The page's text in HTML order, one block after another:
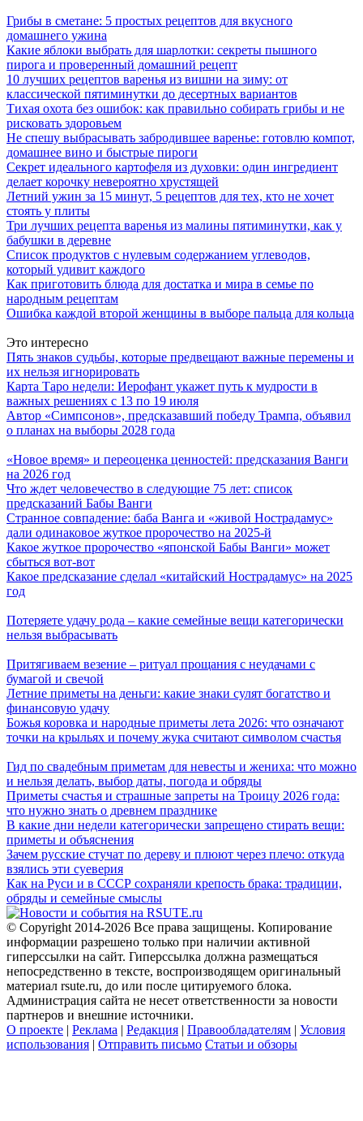
Грибы в сметане: 5 простых рецептов для вкусного
домашнего ужина
Какие яблоки выбрать для шарлотки: секреты пышного
пирога и проверенный домашний рецепт
10 лучших рецептов варенья из вишни на зиму: от
классической пятиминутки до десертных вариантов
Тихая охота без ошибок: как правильно собирать грибы и не
рисковать здоровьем
Не спешу выбрасывать забродившее варенье: готовлю компот,
домашнее вино и быстрые пироги
Секрет идеального картофеля из духовки: один ингредиент
делает корочку невероятно хрустящей
Летний ужин за 15 минут, 5 рецептов для тех, кто не хочет
стоять у плиты
Три лучших рецепта варенья из малины пятиминутки, как у
бабушки в деревне
Список продуктов с нулевым содержанием углеводов,
который удивит каждого
Как приготовить блюда для достатка и мира в семье по
народным рецептам
Ошибка каждой второй женщины в выборе пальца для кольца
Это интересно
Пять знаков судьбы, которые предвещают важные перемены и
их нельзя игнорировать
Карта Таро недели: Иерофант укажет путь к мудрости в
важных решениях с 13 по 19 июля
Автор «Симпсонов», предсказавший победу Трампа, объявил
о планах на выборы 2028 года
«Новое время» и переоценка ценностей: предсказания Ванги
на 2026 год
Что ждет человечество в следующие 75 лет: список
предсказаний Бабы Ванги
Странное совпадение: баба Ванга и «живой Нострадамус»
дали одинаковое жуткое пророчество на 2025-й
Какое жуткое пророчество «японской Бабы Ванги» может
сбыться вот-вот
Какое предсказание сделал «китайский Нострадамус» на 2025
год
Потеряете удачу рода – какие семейные вещи категорически
нельзя выбрасывать
Притягиваем везение – ритуал прощания с неудачами с
бумагой и свечой
Летние приметы на деньги: какие знаки сулят богатство и
финансовую удачу
Божья коровка и народные приметы лета 2026: что означают
точки на крыльях и почему жука считают символом счастья
Гид по свадебным приметам для невесты и жениха: что можно
и нельзя делать, выбор даты, погода и обряды
Приметы счастья и страшные запреты на Троицу 2026 года:
что нужно знать о древнем празднике
В какие дни недели категорически запрещено стирать вещи:
приметы и объяснения
Зачем русские стучат по дереву и плюют через плечо: откуда
взялись эти суеверия
Как на Руси и в СССР сохраняли крепость брака: традиции,
обряды и семейные смыслы
© Copyright 2014-2026 Все права защищены. Копирование
информации разрешено только при наличии активной
гиперссылки на сайт. Гиперссылка должна размещаться
непосредственно в тексте, воспроизводящем оригинальный
материал rsute.ru, до или после цитируемого блока.
Администрация сайта не несет ответственности за новости
партнеров и внешние источники.
О проекте | Реклама | Редакция | Правообладателям | Условия
использования | Отправить письмо Статьи и обзоры